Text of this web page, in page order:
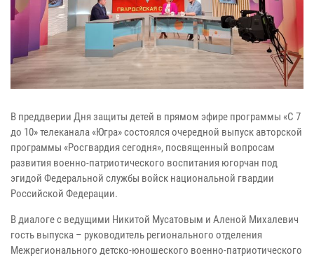
В преддверии Дня защиты детей в прямом эфире программы «С 7
до 10» телеканала «Югра» состоялся очередной выпуск авторской
программы «Росгвардия сегодня», посвященный вопросам
развития военно-патриотического воспитания югорчан под
эгидой Федеральной службы войск национальной гвардии
Российской Федерации.
В диалоге с ведущими Никитой Мусатовым и Аленой Михалевич
гость выпуска – руководитель регионального отделения
Межрегионального детско-юношеского военно-патриотического